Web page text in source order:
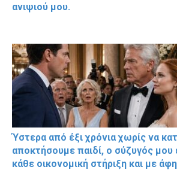
ανιψιού μου.
Ύστερα από έξι χρόνια χωρίς να
αποκτήσουμε παιδί, ο σύζυγός
κάθε οικονομική στήριξη και με